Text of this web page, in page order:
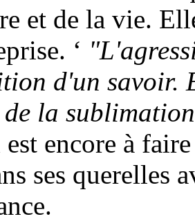
et de la vie.
‘
d'un savoir.
de la
est encore à
ses querelles